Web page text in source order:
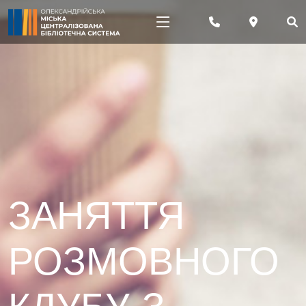
ЗАНЯТТЯ
РОЗМОВНОГО